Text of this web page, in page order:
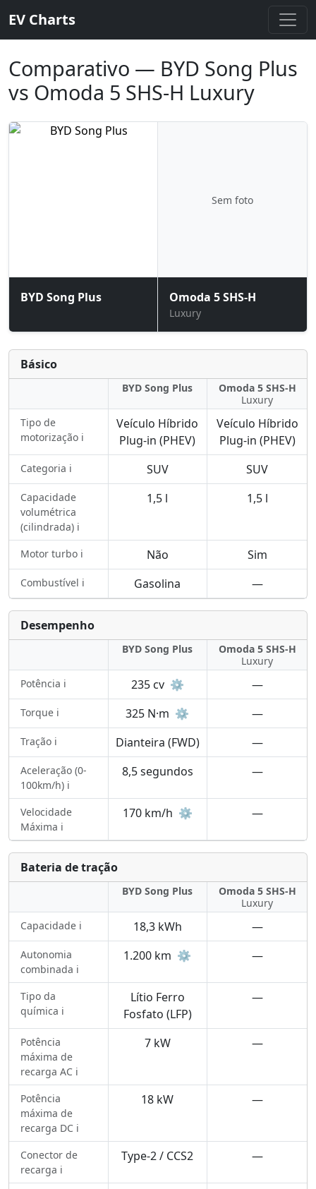
EV Charts
Comparativo — BYD Song Plus
vs Omoda 5 SHS-H Luxury
BYD Song Plus
Sem foto
Omoda 5 SHS-H
Luxury
Básico
BYD Song Plus
Omoda 5 SHS-H
Luxury
Tipo de
motorização ℹ️
Veículo Híbrido
Plug-in (PHEV)
Veículo Híbrido
Plug-in (PHEV)
Categoria ℹ️ SUV SUV
Capacidade
volumétrica
(cilindrada) ℹ️
1,5 l 1,5 l
Motor turbo ℹ️ Não Sim
Combustível ℹ️ Gasolina —
Desempenho
BYD Song Plus
Omoda 5 SHS-H
Luxury
Potência ℹ️
235 cv ⚙️ —
Torque ℹ️ 325 N·m ⚙️ —
Tração ℹ️ Dianteira (FWD) —
Aceleração (0-
100km/h) ℹ️
8,5 segundos —
Velocidade
Máxima ℹ️
170 km/h ⚙️ —
Bateria de tração
BYD Song Plus
Omoda 5 SHS-H
Luxury
Capacidade ℹ️
18,3 kWh —
Autonomia
combinada ℹ️
1.200 km ⚙️ —
Tipo da
química ℹ️
Lítio Ferro
Fosfato (LFP)
—
Potência
máxima de
recarga AC ℹ️
7 kW —
Potência
máxima de
recarga DC ℹ️
18 kW —
Conector de
recarga ℹ️
Type-2 / CCS2 —